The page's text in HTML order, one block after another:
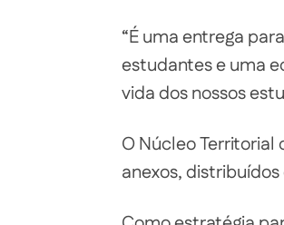
“É uma entrega
estudantes e uma
vida dos nossos
O Núcleo Territorial
anexos, distribuídos